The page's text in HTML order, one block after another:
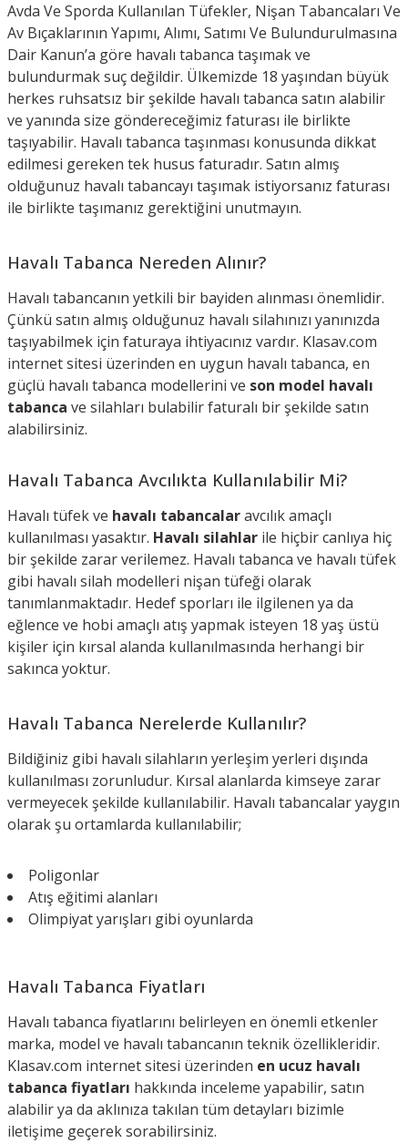
Avda Ve Sporda Kullanılan Tüfekler, Nişan Tabancaları Ve
Av Bıçaklarının Yapımı, Alımı, Satımı Ve Bulundurulmasına
Dair Kanun’a göre havalı tabanca taşımak ve
bulundurmak suç değildir. Ülkemizde 18 yaşından büyük
herkes ruhsatsız bir şekilde havalı tabanca satın alabilir
ve yanında size göndereceğimiz faturası ile birlikte
taşıyabilir. Havalı tabanca taşınması konusunda dikkat
edilmesi gereken tek husus faturadır. Satın almış
olduğunuz havalı tabancayı taşımak istiyorsanız faturası
ile birlikte taşımanız gerektiğini unutmayın.
Havalı Tabanca Nereden Alınır?
Havalı tabancanın yetkili bir bayiden alınması önemlidir.
Çünkü satın almış olduğunuz havalı silahınızı yanınızda
taşıyabilmek için faturaya ihtiyacınız vardır. Klasav.com
internet sitesi üzerinden en uygun havalı tabanca, en
güçlü havalı tabanca modellerini ve son model havalı
tabanca ve silahları bulabilir faturalı bir şekilde satın
alabilirsiniz.
Havalı Tabanca Avcılıkta Kullanılabilir Mi?
Havalı tüfek ve havalı tabancalaravcılık amaçlı
kullanılması yasaktır. Havalı silahlar ile hiçbir canlıya hiç
bir şekilde zarar verilemez. Havalı tabanca ve havalı tüfek
gibi havalı silah modelleri nişan tüfeği olarak
tanımlanmaktadır. Hedef sporları ile ilgilenen ya da
eğlence ve hobi amaçlı atış yapmak isteyen 18 yaş üstü
kişiler için kırsal alanda kullanılmasında herhangi bir
sakınca yoktur.
Havalı Tabanca Nerelerde Kullanılır?
Bildiğiniz gibi havalı silahların yerleşim yerleri dışında
kullanılması zorunludur. Kırsal alanlarda kimseye zarar
vermeyecek şekilde kullanılabilir. Havalı tabancalar yaygın
olarak şu ortamlarda kullanılabilir;
Poligonlar
Atış eğitimi alanları
Olimpiyat yarışları gibi oyunlarda
Havalı Tabanca Fiyatları
Havalı tabanca fiyatlarını belirleyen en önemli etkenler
marka, model ve havalı tabancanın teknik özellikleridir.
Klasav.com internet sitesi üzerinden en ucuz havalı
tabanca fiyatları hakkında inceleme yapabilir, satın
alabilir ya da aklınıza takılan tüm detayları bizimle
iletişime geçerek sorabilirsiniz.